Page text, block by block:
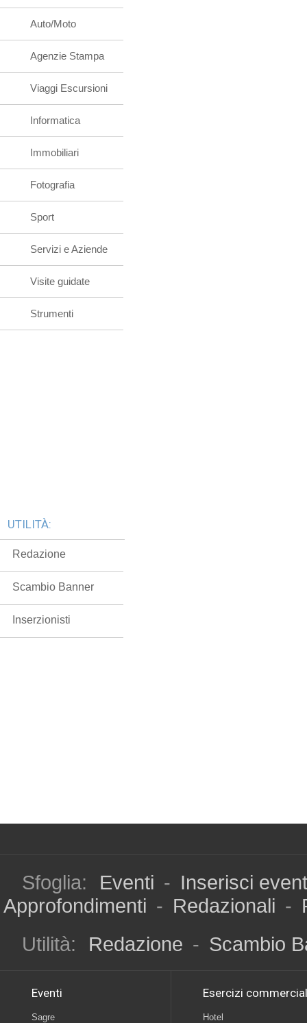
Auto/Moto
Agenzie Stampa
Viaggi Escursioni
Informatica
Immobiliari
Fotografia
Sport
Servizi e Aziende
Visite guidate
Strumenti
UTILITÀ:
Redazione
Scambio Banner
Inserzionisti
Sfoglia: Eventi - Inserisci
Approfondimenti - Redazionali -
Utilità:
Redazione - Scambio
Eventi
Sagre
Esercizi
Hotel